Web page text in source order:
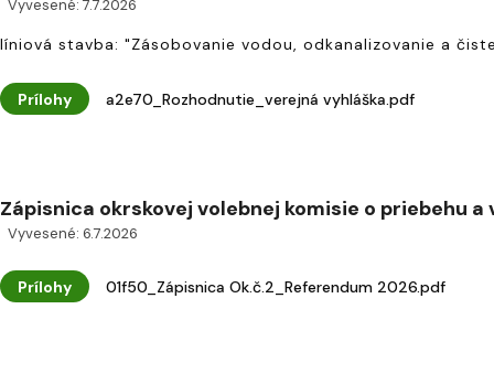
Vyvesené: 7.7.2026
líniová stavba: "Zásobovanie vodou, odkanalizovanie a
Prílohy a2e70_Rozhodnutie_verejná vyhláška.pdf
Zápisnica okrskovej volebnej komisie o priebehu a
Vyvesené: 6.7.2026
Prílohy 01f50_Zápisnica Ok.č.2_Referendum 2026.pdf